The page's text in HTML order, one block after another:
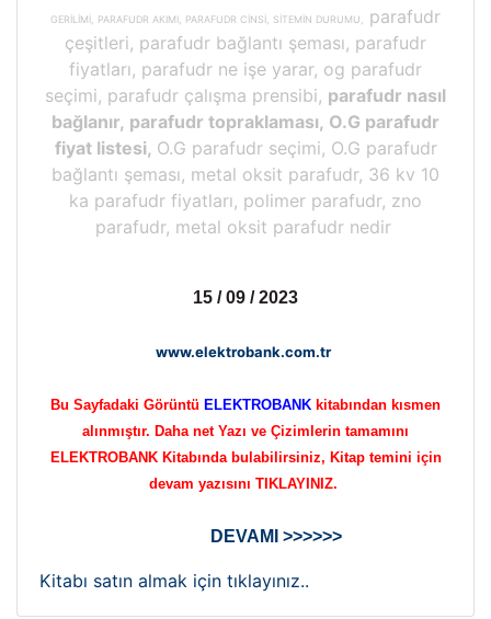
GERİLİMİ, PARAFUDR AKIMI, PARAFUDR CİNSİ, SİTEMİN DURUMU,
parafudr
çeşitleri, parafudr bağlantı şeması, parafudr
fiyatları, parafudr ne işe yarar, og parafudr
seçimi, parafudr çalışma prensibi, parafudr nasıl
bağlanır, parafudr topraklaması, O.G parafudr
fiyat listesi, O.G parafudr seçimi, O.G parafudr
bağlantı şeması, metal oksit parafudr, 36 kv 10
ka parafudr fiyatları, polimer parafudr, zno
parafudr, metal oksit parafudr nedir
15 / 09 / 2023
www.elektrobank.com.tr
Bu Sayfadaki Görüntü ELEKTROBANK kitabından kısmen
alınmıştır. Daha net Yazı ve Çizimlerin tamamını
ELEKTROBANK Kitabında bulabilirsiniz, Kitap temini için
devam yazısını TIKLAYINIZ.
DEVAMI >>>>>>
Kitabı satın almak için tıklayınız..